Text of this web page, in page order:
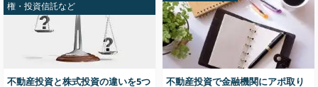
権・投資信託など
不動産投資と株式投資の違いを5つ
不動産投資で金融機関にアポ取り